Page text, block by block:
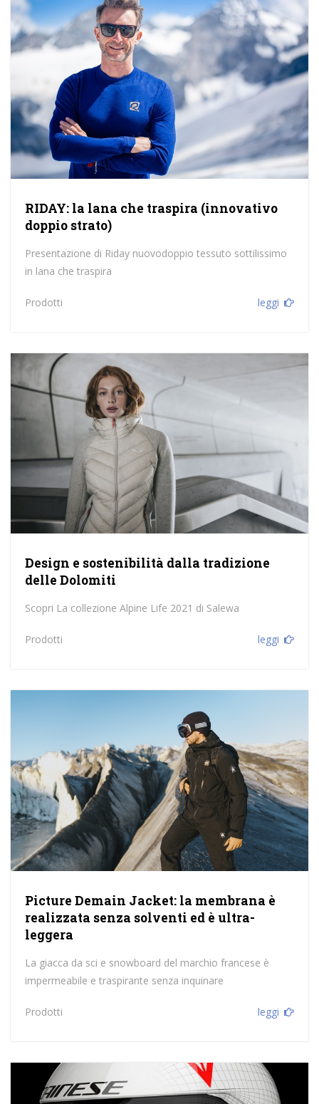
RIDAY: la lana che traspira (innovativo
doppio strato)
Presentazione di Riday nuovodoppio tessuto sottilissimo
in lana che traspira
Prodotti leggi
Design e sostenibilità dalla tradizione
delle Dolomiti
Scopri La collezione Alpine Life 2021 di Salewa
Prodotti leggi
Picture Demain Jacket: la membrana è
realizzata senza solventi ed è ultra-
leggera
La giacca da sci e snowboard del marchio francese è
impermeabile e traspirante senza inquinare
Prodotti leggi